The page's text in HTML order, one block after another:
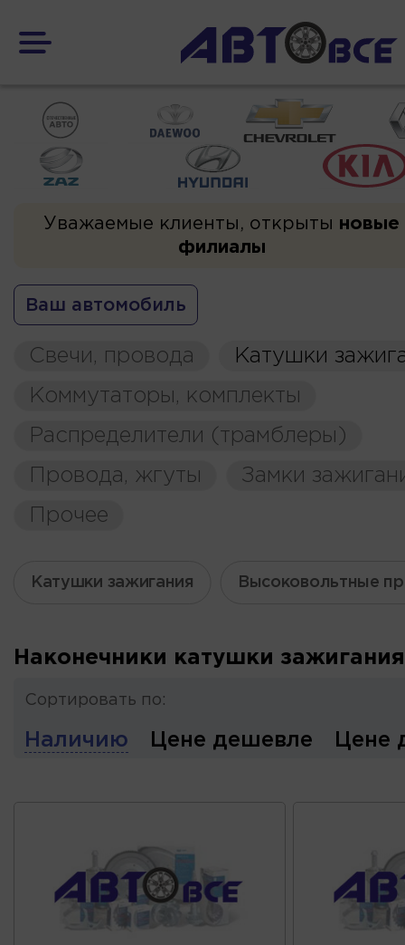
Уважаемые клиенты, открыты новые
филиалы
Ваш автомобиль
Свечи, провода
Катушки
Коммутаторы, комплекты
Распределители (трамблеры)
Провода, жгуты
Замки
Прочее
Катушки зажигания Высоковольтные
Наконечники катушки зажигания
Сортировать по:
Наличию Цене дешевле Цене